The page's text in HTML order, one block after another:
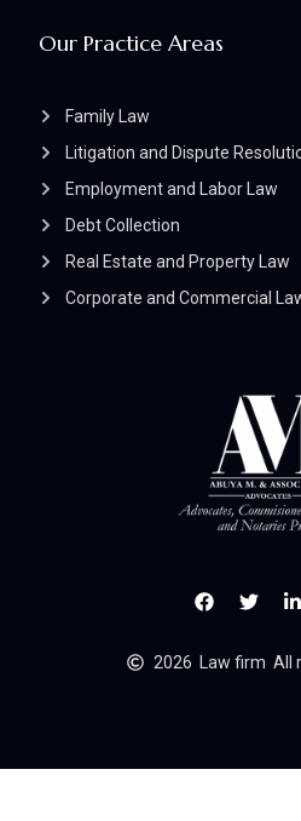
2026 Law firm All
Our Practice Areas
Family Law
Litigation and Dispute
Employment and Labor Law
Debt Collection
Real Estate and Property Law
Corporate and Commercial